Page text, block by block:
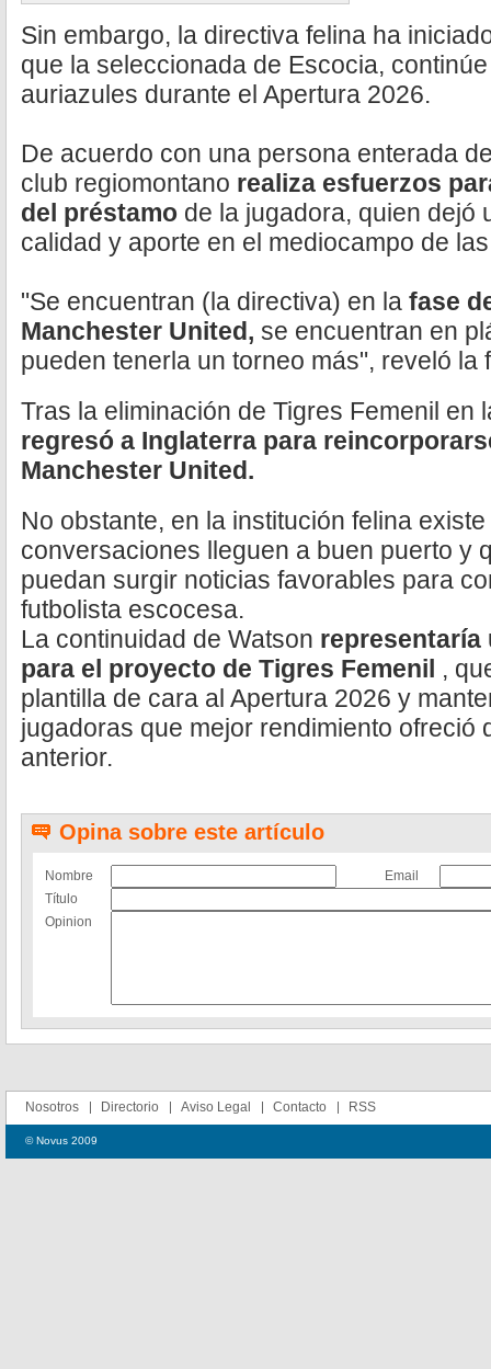
Sin embargo, la directiva felina ha
que la seleccionada de Escocia,
auriazules durante el Apertura 2026.
De acuerdo con una persona enterada
club regiomontano realiza esfuerzos
del préstamo de la jugadora, quien dejó
calidad y aporte en el mediocampo de
"Se encuentran (la directiva) en la fase
Manchester United, se encuentran en
pueden tenerla un torneo más", reveló la
Tras la eliminación de Tigres Femenil en
regresó a Inglaterra para
Manchester United.
No obstante, en la institución felina
conversaciones lleguen a buen puerto y
puedan surgir noticias favorables para
futbolista escocesa.
La continuidad de Watson representaría
para el proyecto de Tigres Femenil ,
plantilla de cara al Apertura 2026 y
jugadoras que mejor rendimiento ofreció
anterior.
Opina sobre este artículo
Nombre
Email
Título
Opinion
Nosotros Directorio Aviso Legal Contacto RSS
© Novus 2009